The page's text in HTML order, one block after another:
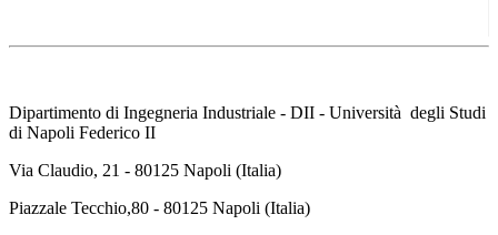
Dipartimento di Ingegneria Industriale - DII - Università degli Studi
di Napoli Federico II
Via Claudio, 21 - 80125 Napoli (Italia)
Piazzale Tecchio,80 - 80125 Napoli (Italia)